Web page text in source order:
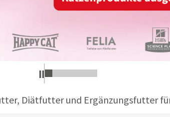
Diätfutter und Ergänzungsfutter